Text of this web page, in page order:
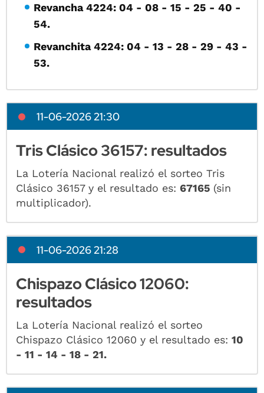
Revancha 4224: 04 - 08 - 15 - 25 - 40 -
54.
Revanchita 4224: 04 - 13 - 28 - 29 - 43 -
53.
11-06-2026 21:30
Tris Clásico 36157: resultados
La Lotería Nacional realizó el sorteo Tris
Clásico 36157 y el resultado es: 67165 (sin
multiplicador).
11-06-2026 21:28
Chispazo Clásico 12060:
resultados
La Lotería Nacional realizó el sorteo
Chispazo Clásico 12060 y el resultado es:10
- 11 - 14 - 18 - 21.